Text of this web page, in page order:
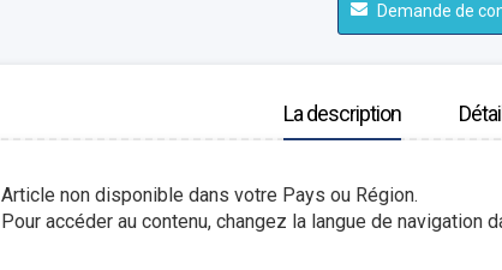
Demande de
La description
Article non disponible dans votre Pays ou Région.
Pour accéder au contenu, changez la langue de navigation